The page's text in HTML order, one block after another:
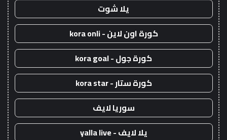
يلا شوت
كورة اون لاين - kora onli
كورة جول - kora goal
كورة ستار - kora star
سوريا لايف
يلا لايف - yalla live